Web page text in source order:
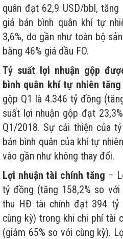
quân đạt 62,9 USD/bbl,
giá bán bình quân khí tự
3,6%, do gần như toàn bộ
bằng 46% giá dầu FO.
Tỷ suất lợi nhuận gộp
bình quân khí tự nhiên tăng
gộp Q1 là 4.346 tỷ đồng
suất lợi nhuận gộp đạt
Q1/2018. Sự cải thiện của
bán bình quân của khí tự
vào gần như không thay đổi.
Lợi nhuận tài chính tăng –
tỷ đồng (tăng 158,2% so
thu HĐ tài chính đạt 394 tỷ
cùng kỳ) trong khi chi phí tài
(giảm 65% so với cùng kỳ).